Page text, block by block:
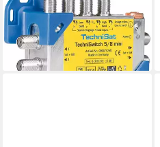
SAT-Multischalter
TechniSwitch 5/8 mini
73,99 €
lieferbar - in 2-3 Werktagen bei dir